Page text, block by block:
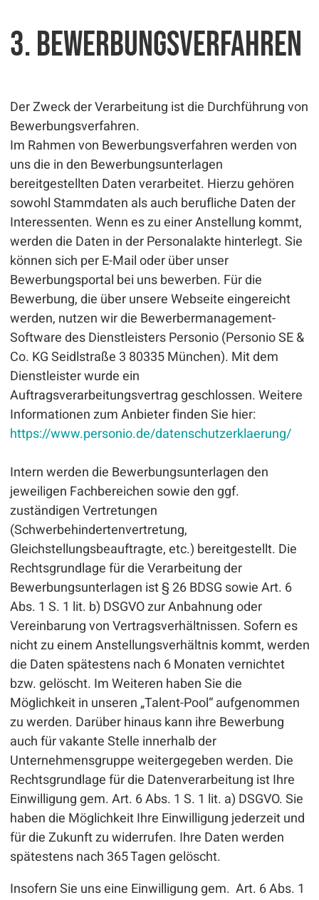
3. Bewerbungsverfahren
Der Zweck der Verarbeitung ist die Durchführung von
Bewerbungsverfahren.
Im Rahmen von Bewerbungsverfahren werden von
uns die in den Bewerbungsunterlagen
bereitgestellten Daten verarbeitet. Hierzu gehören
sowohl Stammdaten als auch berufliche Daten der
Interessenten. Wenn es zu einer Anstellung kommt,
werden die Daten in der Personalakte hinterlegt. Sie
können sich per E-Mail oder über unser
Bewerbungsportal bei uns bewerben. Für die
Bewerbung, die über unsere Webseite eingereicht
werden, nutzen wir die Bewerbermanagement-
Software des Dienstleisters Personio (Personio SE &
Co. KG Seidlstraße 3 80335 München). Mit dem
Dienstleister wurde ein
Auftragsverarbeitungsvertrag geschlossen. Weitere
Informationen zum Anbieter finden Sie hier:
https://www.personio.de/datenschutzerklaerung/
Intern werden die Bewerbungsunterlagen den
jeweiligen Fachbereichen sowie den ggf.
zuständigen Vertretungen
(Schwerbehindertenvertretung,
Gleichstellungsbeauftragte, etc.) bereitgestellt. Die
Rechtsgrundlage für die Verarbeitung der
Bewerbungsunterlagen ist § 26 BDSG sowie Art. 6
Abs. 1 S. 1 lit. b) DSGVO zur Anbahnung oder
Vereinbarung von Vertragsverhältnissen. Sofern es
nicht zu einem Anstellungsverhältnis kommt, werden
die Daten spätestens nach 6 Monaten vernichtet
bzw. gelöscht. Im Weiteren haben Sie die
Möglichkeit in unseren „Talent-Pool“ aufgenommen
zu werden. Darüber hinaus kann ihre Bewerbung
auch für vakante Stelle innerhalb der
Unternehmensgruppe weitergegeben werden. Die
Rechtsgrundlage für die Datenverarbeitung ist Ihre
Einwilligung gem. Art. 6 Abs. 1 S. 1 lit. a) DSGVO. Sie
haben die Möglichkeit Ihre Einwilligung jederzeit und
für die Zukunft zu widerrufen. Ihre Daten werden
spätestens nach 365 Tagen gelöscht.
Insofern Sie uns eine Einwilligung gem. Art. 6 Abs. 1